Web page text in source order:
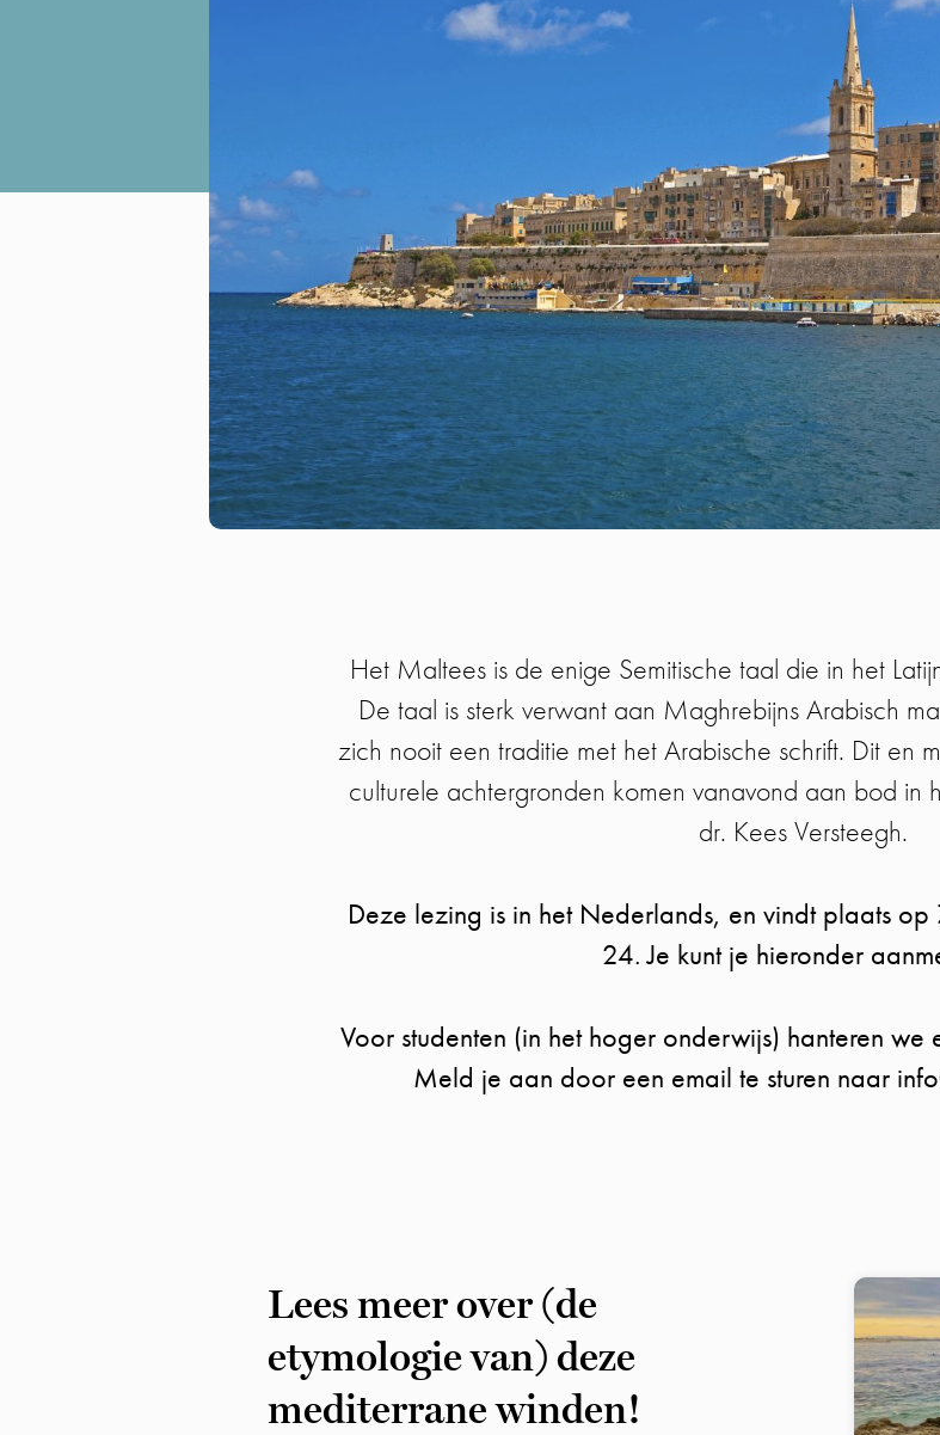
Het Maltees is de enige Semitische taal die in het
De taal is sterk verwant aan Maghrebijns Arabisch
zich nooit een traditie met het Arabische schrift. Dit en
culturele achtergronden komen vanavond aan bod in
dr. Kees Versteegh.
Deze lezing is in het Nederlands, en vindt plaats
24. Je kunt je hieronder
Voor studenten (in het hoger onderwijs) hanteren
Meld je aan door een email te sturen naar
Lees meer over (de
etymologie van) deze
mediterrane winden!